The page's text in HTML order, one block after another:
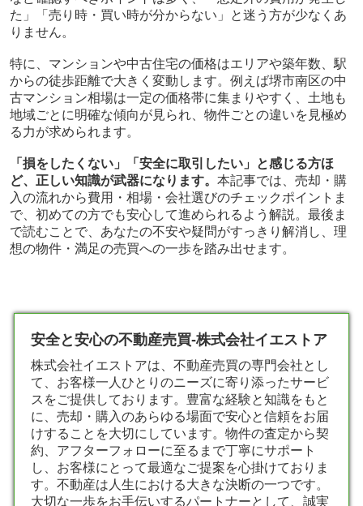
た」「売り時・買い時が分からない」と迷う方が少なくあ
りません。
特に、マンションや中古住宅の価格はエリアや築年数、駅
からの徒歩距離で大きく変動します。例えば堺市南区の中
古マンション相場は一定の価格帯に集まりやすく、土地も
地域ごとに明確な傾向が見られ、物件ごとの違いを見極め
る力が求められます。
「損をしたくない」「安全に取引したい」と感じる方ほ
ど、正しい知識が武器になります。 本記事では、売却・購
入の流れから費用・相場・会社選びのチェックポイントま
で、初めての方でも安心して進められるよう解説。最後ま
で読むことで、あなたの不安や疑問がすっきり解消し、理
想の物件・満足の売買への一歩を踏み出せます。
安全と安心の不動産売買-株式会社イエストア
株式会社イエストアは、 不動産売買の専門会社とし
て、お客様一人ひとりのニーズに寄り添ったサービ
スをご提供しております。豊富な経験と知識をもと
に、売却・購入のあらゆる場面で安心と信頼をお届
けすることを大切にしています。物件の査定から契
約、アフターフォローに至るまで丁寧にサポート
し、お客様にとって最適なご提案を心掛けておりま
す。不動産は人生における大きな決断の一つです。
大切な一歩をお手伝いするパートナーとして、誠実